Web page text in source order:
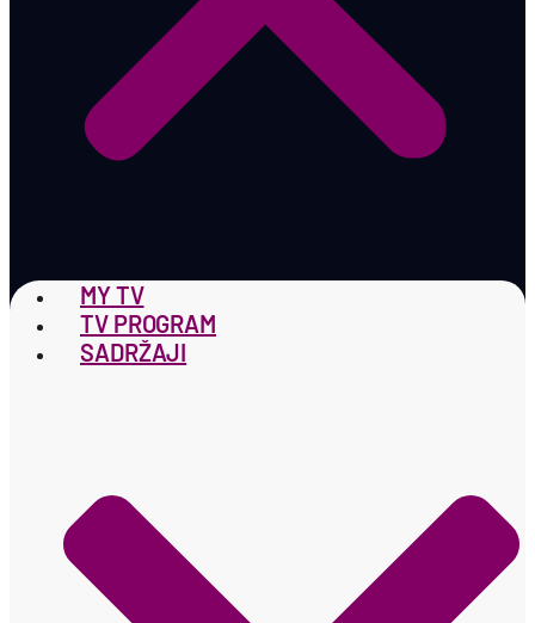
MY TV
TV PROGRAM
SADRŽAJI